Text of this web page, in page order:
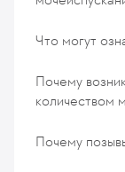
20
20
Что могут
Почему
количеством
Почему